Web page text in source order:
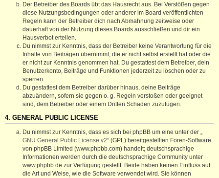
Der Betreiber des Boards übt das Hausrecht aus. Bei Verstößen gegen
diese Nutzungsbedingungen oder anderer im Board veröffentlichten
Regeln kann der Betreiber dich nach Abmahnung zeitweise oder
dauerhaft von der Nutzung dieses Boards ausschließen und dir ein
Hausverbot erteilen.
Du nimmst zur Kenntnis, dass der Betreiber keine Verantwortung für die
Inhalte von Beiträgen übernimmt, die er nicht selbst erstellt hat oder die
er nicht zur Kenntnis genommen hat. Du gestattest dem Betreiber, dein
Benutzerkonto, Beiträge und Funktionen jederzeit zu löschen oder zu
sperren.
Du gestattest dem Betreiber darüber hinaus, deine Beiträge
abzuändern, sofern sie gegen o. g. Regeln verstoßen oder geeignet
sind, dem Betreiber oder einem Dritten Schaden zuzufügen.
4. GENERAL PUBLIC LICENSE
Du nimmst zur Kenntnis, dass es sich bei phpBB um eine unter der „
GNU General Public License v2“ (GPL) bereitgestellten Foren-Software
von phpBB Limited (www.phpbb.com) handelt; deutschsprachige
Informationen werden durch die deutschsprachige Community unter
www.phpbb.de zur Verfügung gestellt. Beide haben keinen Einfluss auf
die Art und Weise, wie die Software verwendet wird. Sie können